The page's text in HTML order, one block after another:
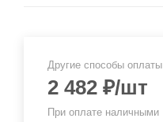
Другие способы оплаты
2 482 ₽/шт
При оплате наличными